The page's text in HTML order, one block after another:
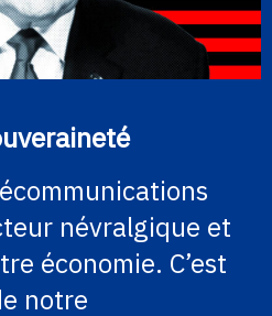
névralgique et
économie. C’est
notre